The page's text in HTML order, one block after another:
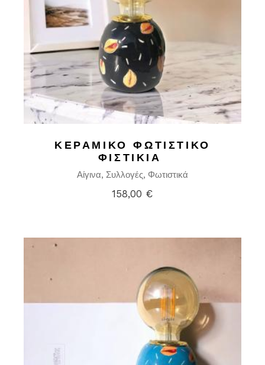
ΚΕΡΑΜΙΚΌ ΦΩΤΙΣΤΙΚΌ
ΦΙΣΤΊΚΙΑ
Αίγινα Συλλογές Φωτιστικά
158,00 €